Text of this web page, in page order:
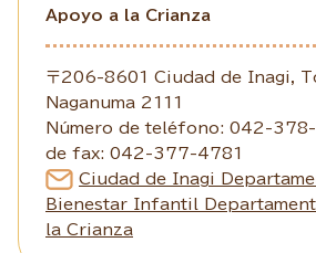
Apoyo a la Crianza
〒206-8601 Ciudad de Inagi,
Naganuma 2111
Número de teléfono: 042-
de fax: 042-377-4781
Ciudad de Inagi
Bienestar Infantil
la Crianza